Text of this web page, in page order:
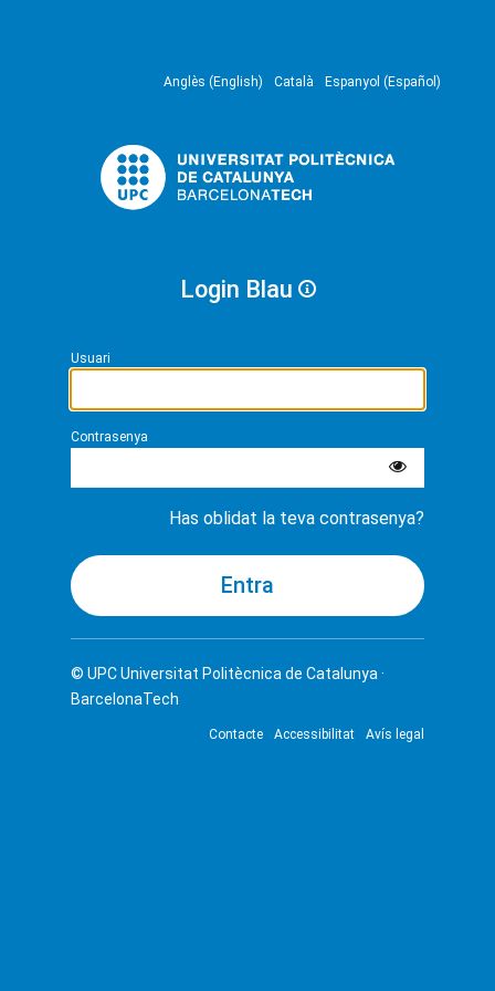
Anglès (English) Català Espanyol (Español)
Login Blau
Usuari
Contrasenya
Has oblidat la teva contrasenya?
© UPCUniversitat Politècnica de Catalunya ·
BarcelonaTech
Contacte Accessibilitat Avís legal